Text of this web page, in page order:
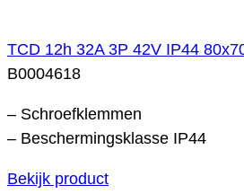
TCD 12h 32A 3P 42V IP44
B0004618
– Schroefklemmen
– Beschermingsklasse IP44
Bekijk product